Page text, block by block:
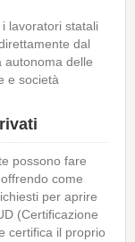
lavoratori statali
dal
autonoma delle
e società
possono fare
come
per aprire
(Certificazione
certifica il proprio